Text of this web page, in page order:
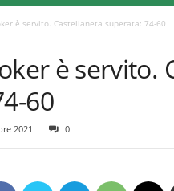
è servito. Castellaneta superata: 74-60
è servito.
60
2021 0